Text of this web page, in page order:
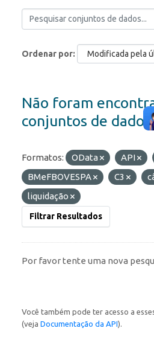
Ordenar por
Não foram
conjuntos de dados
Formatos: OData API
BMeFBOVESPA
C3
liquidação
Filtrar Resultados
Por favor tente uma nova
Você também pode ter acesso a
(veja Documentação da API).